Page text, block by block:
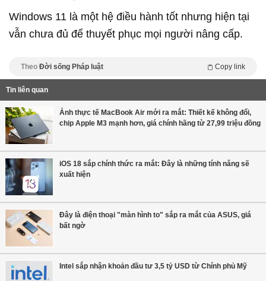
Windows 11 là một hệ điều hành tốt nhưng hiện tại
vẫn chưa đủ để thuyết phục mọi người nâng cấp.
Theo Đời sống Pháp luật Copy link
Tin liên quan
Ảnh thực tế MacBook Air mới ra mắt: Thiết kế không đổi,
chip Apple M3 mạnh hơn, giá chính hãng từ 27,99 triệu đồng
iOS 18 sắp chính thức ra mắt: Đây là những tính năng sẽ
xuất hiện
Đây là điện thoại "màn hình to" sắp ra mắt của ASUS, giá
bất ngờ
Intel sắp nhận khoản đầu tư 3,5 tỷ USD từ Chính phủ Mỹ